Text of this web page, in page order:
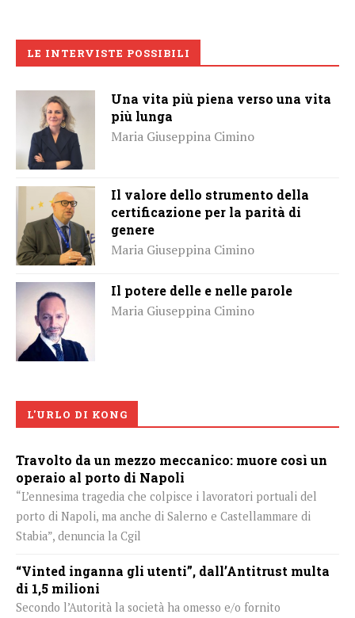
LE INTERVISTE POSSIBILI
Una vita più piena verso una vita
più lunga
Maria Giuseppina Cimino
Il valore dello strumento della
certificazione per la parità di
genere
Maria Giuseppina Cimino
Il potere delle e nelle parole
Maria Giuseppina Cimino
L'URLO DI KONG
Travolto da un mezzo meccanico: muore così un
operaio al porto di Napoli
“L’ennesima tragedia che colpisce i lavoratori portuali del
porto di Napoli, ma anche di Salerno e Castellammare di
Stabia”, denuncia la Cgil
“Vinted inganna gli utenti”, dall’Antitrust multa
di 1,5 milioni
Secondo l’Autorità la società ha omesso e/o fornito